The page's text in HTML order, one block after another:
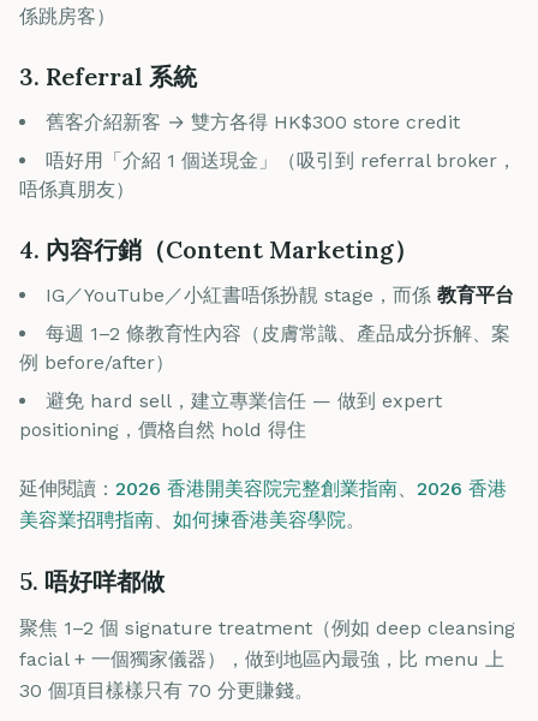
係跳房客）
3. Referral 系統
舊客介紹新客 → 雙方各得 HK$300 store credit
唔好用「介紹 1 個送現金」（吸引到 referral broker，
唔係真朋友）
4. 內容行銷（Content Marketing）
IG／YouTube／小紅書唔係扮靚 stage，而係 教育平台
每週 1–2 條教育性內容（皮膚常識、產品成分拆解、案
例 before/after）
避免 hard sell，建立專業信任 — 做到 expert
positioning，價格自然 hold 得住
延伸閱讀： 2026 香港開美容院完整創業指南
2026 香港
美容業招聘指南
如何揀香港美容學院。
5. 唔好咩都做
聚焦 1–2 個 signature treatment（例如 deep cleansing
facial + 一個獨家儀器），做到地區內最強，比 menu 上
30 個項目樣樣只有 70 分更賺錢。